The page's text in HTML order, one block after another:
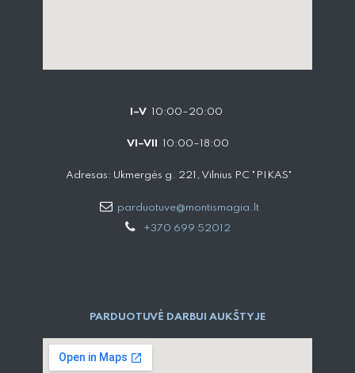
I–V 10:00–20:00
VI–VII 10:00–18:00
Adresas: Ukmergės g. 221, Vilnius PC "PIKAS"
parduotuve@montismagia.lt
+370 699 52012
PARDUOTUVĖ DARBUI AUKŠTYJE